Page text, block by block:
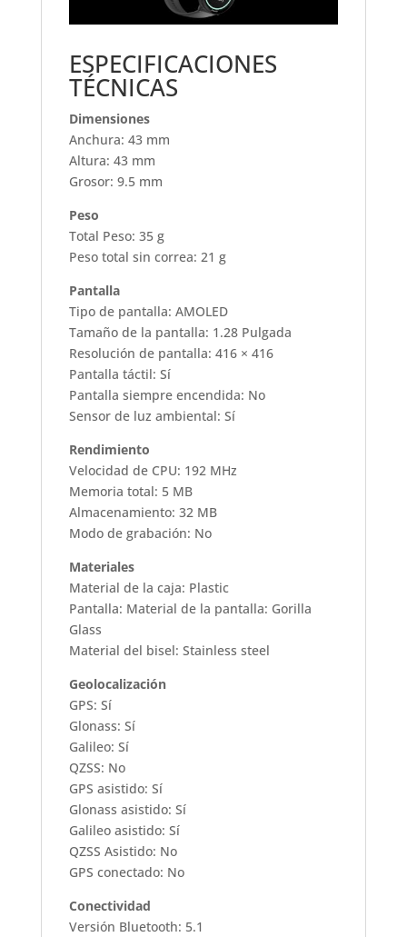
ESPECIFICACIONES
TÉCNICAS
Dimensiones
Anchura: 43 mm
Altura: 43 mm
Grosor: 9.5 mm
Peso
Total Peso: 35 g
Peso total sin correa: 21 g
Pantalla
Tipo de pantalla: AMOLED
Tamaño de la pantalla: 1.28 Pulgada
Resolución de pantalla: 416 × 416
Pantalla táctil: Sí
Pantalla siempre encendida: No
Sensor de luz ambiental: Sí
Rendimiento
Velocidad de CPU: 192 MHz
Memoria total: 5 MB
Almacenamiento: 32 MB
Modo de grabación: No
Materiales
Material de la caja: Plastic
Pantalla: Material de la pantalla: Gorilla
Glass
Material del bisel: Stainless steel
Geolocalización
GPS: Sí
Glonass: Sí
Galileo: Sí
QZSS: No
GPS asistido: Sí
Glonass asistido: Sí
Galileo asistido: Sí
QZSS Asistido: No
GPS conectado: No
Conectividad
Versión Bluetooth: 5.1